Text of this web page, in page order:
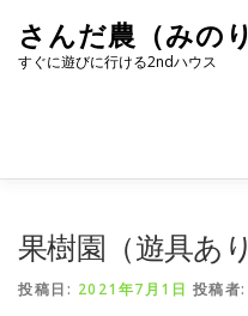
キ
さんだ農（みの
すぐに遊びに行ける2ndハウス
果樹園（遊具あ
投稿日: 2021年7月1日 投稿者: